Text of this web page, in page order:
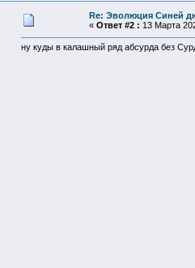
Re: Эволюция Синей
« Ответ #2 : 13 Марта
ну куды в калашный ряд абсурда без